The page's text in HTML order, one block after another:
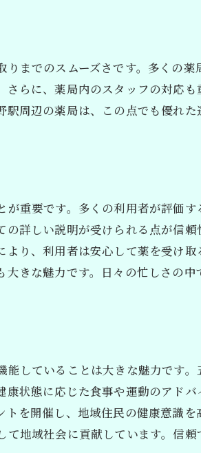
立ち寄れる薬局リスト
早い薬局の特徴
しない薬局の利用法
五反野駅の薬局選び！処方箋対応
る薬局選びのコツ
ポートする薬局の役割
局の見分け方
スムーズ！五反野駅周辺の薬局特集
サービスを利用するメリット
スムーズな薬の受け取りを
受付可能な薬局の一覧
までのスムーズさです。多くの薬
らに、薬局内のスタッフの対応
周辺の薬局は、この点でも優れ
重要です。多くの利用者が評価
詳しい説明が受けられる点が信
り、利用者は安心して薬を受け
きな魅力です。日々の忙しさの
していることは大きな魅力です
状態に応じた食事や運動のアド
を開催し、地域住民の健康意識
地域社会に貢献しています。信